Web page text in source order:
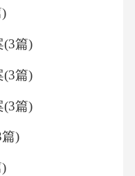
。5.动火作业前，
可证，并报请相
程中的安全措施1.
置动火作业区
关人员进入。2.动
指派专人负责现
全进行。3.动火作
(3篇)
(3篇)
(3篇)
)